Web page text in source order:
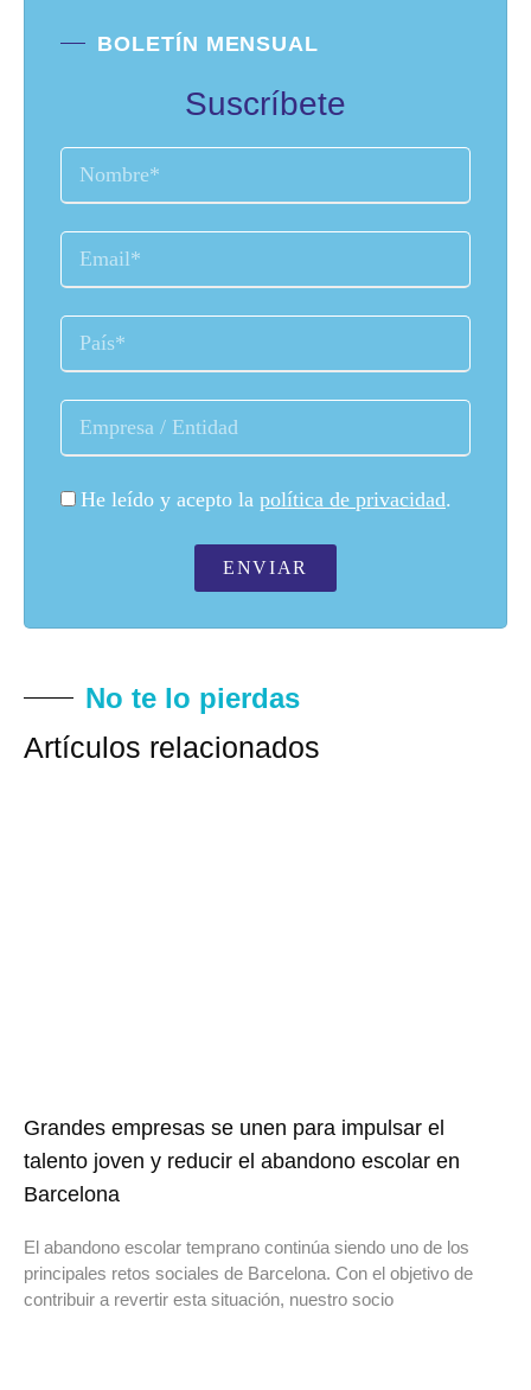
BOLETÍN MENSUAL
Suscríbete
He leído y acepto la política de privacidad.
ENVIAR
No te lo pierdas
Artículos relacionados
Grandes empresas se unen para impulsar el
talento joven y reducir el abandono escolar en
Barcelona
El abandono escolar temprano continúa siendo uno de los
principales retos sociales de Barcelona. Con el objetivo de
contribuir a revertir esta situación, nuestro socio